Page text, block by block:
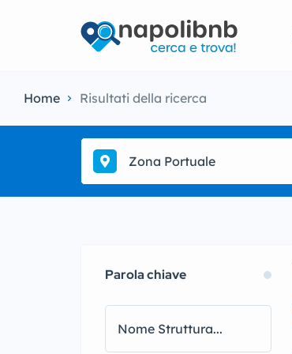
Home Risultati della ricerca
Zona Portuale
Parola chiave